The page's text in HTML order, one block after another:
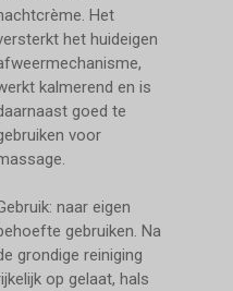
Het
het huideigen
kalmerend en is
goed te
voor
naar eigen
gebruiken. Na
grondige reiniging
op gelaat, hals